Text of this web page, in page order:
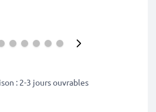
: 2-3 jours ouvrables